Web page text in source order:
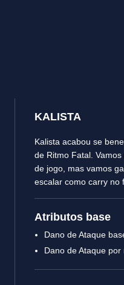
KALISTA
Kalista acabou se
de Ritmo Fatal.
de jogo, mas vamos
escalar como carry no
Atributos base
Dano de Ataque
Dano de Ataque